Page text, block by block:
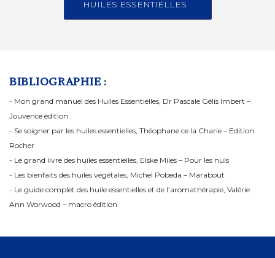
HUILES ESSENTIELLES
BIBLIOGRAPHIE :
- Mon grand manuel des Huiles Essentielles, Dr Pascale Gélis Imbert –
Jouvence édition
- Se soigner par les huiles essentielles, Théophane ce la Charie – Edition
Rocher
- Le grand livre des huiles essentielles, Elske Miles – Pour les nuls
- Les bienfaits des huiles végétales, Michel Pobeda – Marabout
- Le guide complet des huile essentielles et de l’aromathérapie, Valérie
Ann Worwood – macro édition